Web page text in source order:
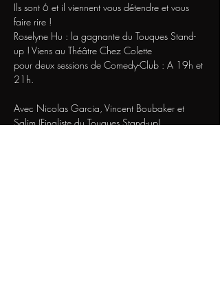
Ils sont 6 et il viennent vous détendre et vous
faire rire !
Roselyne Hu : la gagnante du Touques Stand-
up ! Viens au Théâtre Chez Colette
pour deux sessions de Comedy-Club : A 19h et
21h.
Avec Nicolas Garcia, Vincent Boubaker et
Salim (Finaliste du Touques Stand-up).